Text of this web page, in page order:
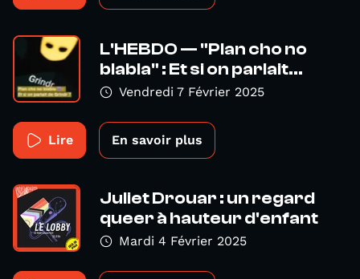
L'HEBDO — "Plan cho no
blabla" : Et si on parlait...
Vendredi 7 Février 2025
Lire En savoir plus
Juliet Drouar : un regard
queer à hauteur d'enfant
Mardi 4 Février 2025